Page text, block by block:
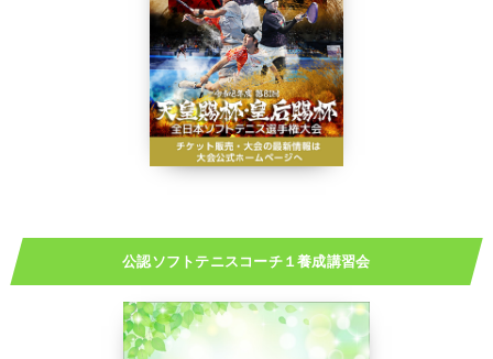
公認ソフトテニスコーチ１養成講習会